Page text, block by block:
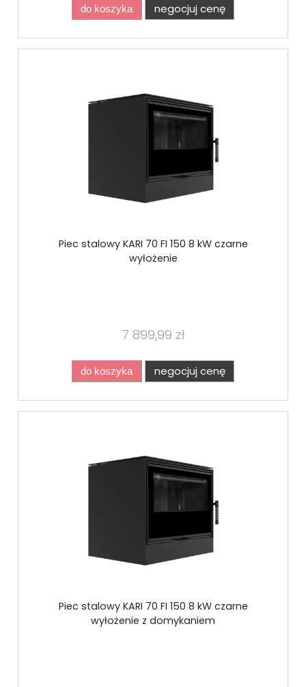
do koszyka negocjuj cenę
Piec stalowy KARI 70 FI 150 8 kW czarne
wyłożenie
7 899,99 zł
do koszyka negocjuj cenę
Piec stalowy KARI 70 FI 150 8 kW czarne
wyłożenie z domykaniem